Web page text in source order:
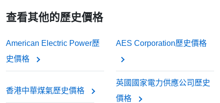
查看其他的歷史價格
American Electric Power歷
史價格
AES Corporation歷史價格
香港中華煤氣歷史價格
英國國家電力供應公司歷史
價格